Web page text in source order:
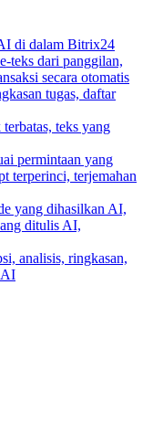
di dalam Bitrix24
teks dari panggilan,
secara otomatis
tugas, daftar
teks yang
permintaan yang
terperinci, terjemahan
yang dihasilkan AI,
ditulis AI,
analisis, ringkasan,
AI